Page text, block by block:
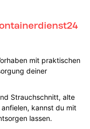
mit praktischen
deiner
Strauchschnitt, alte
kannst du mit
lassen.